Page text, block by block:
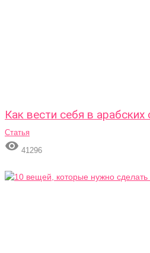
Как вести себя в арабских
Статья
 41296